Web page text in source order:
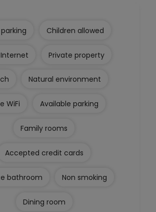
Children allowed
Private property
Natural environment
WiFi Available parking
Family rooms
Accepted credit cards
bathroom Non smoking
Dining room